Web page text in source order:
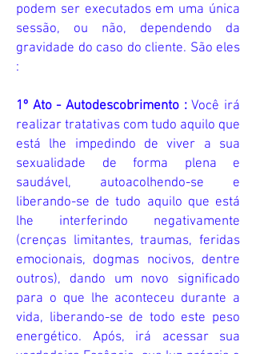
podem ser executados em uma única
sessão, ou não, dependendo da
gravidade do caso do cliente. São eles
:
1º Ato - Autodescobrimento :Você irá
realizar tratativas com tudo aquilo que
está lhe impedindo de viver a sua
sexualidade de forma plena e
saudável, autoacolhendo-se e
liberando-se de tudo aquilo que está
lhe interferindo negativamente
(crenças limitantes, traumas, feridas
emocionais, dogmas nocivos, dentre
outros), dando um novo significado
para o que lhe aconteceu durante a
vida, liberando-se de todo este peso
energético. Após, irá acessar sua